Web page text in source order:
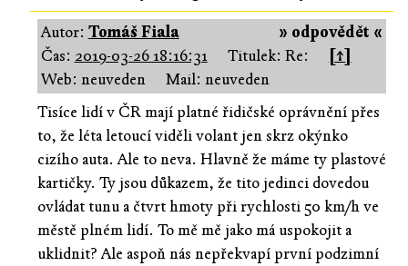
» odpovědět «
Autor: Tomáš Fiala
Čas: 2019-03-26 18:16:31 Titulek: Re:
[↑]
Web: neuveden
Mail: neuveden
Tisíce lidí v ČR mají platné řidičské oprávnění přes
to, že léta letoucí viděli volant jen skrz okýnko
cizího auta. Ale to neva. Hlavně že máme ty plastové
kartičky. Ty jsou důkazem, že tito jedinci dovedou
ovládat tunu a čtvrt hmoty při rychlosti 50 km/h ve
městě plném lidí. To mě mě jako má uspokojit a
uklidnit? Ale aspoň nás nepřekvapí první podzimní